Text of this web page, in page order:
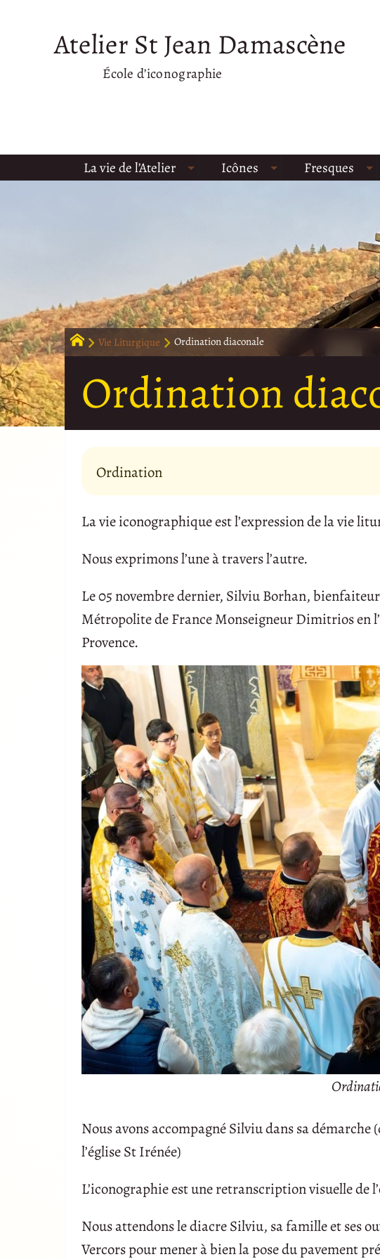
Atelier St Jean Damascène
École d’iconographie
La vie de l’Atelier Icônes Fresques
Vie Liturgique Ordination diaconale
Ordination
Ordination
La vie iconographique est l’expression de la vie
Nous exprimons l’une à travers l’autre.
Le 05 novembre dernier, Silviu Borhan,
Métropolite de France Monseigneur Dimitrios en
Provence.
Nous avons accompagné Silviu dans sa
l’église St Irénée)
L’iconographie est une retranscription visuelle de
Nous attendons le diacre Silviu, sa famille et ses
Vercors pour mener à bien la pose du pavement